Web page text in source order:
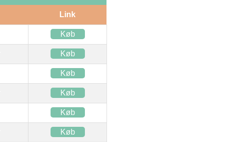
Link
Køb
Køb
Køb
Køb
Køb
Køb